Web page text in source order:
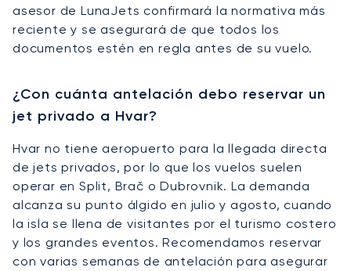
asesor de LunaJets confirmará la normativa más
reciente y se asegurará de que todos los
documentos estén en regla antes de su vuelo.
¿Con cuánta antelación debo reservar un
jet privado a Hvar?
Hvar no tiene aeropuerto para la llegada directa
de jets privados, por lo que los vuelos suelen
operar en Split, Brač o Dubrovnik. La demanda
alcanza su punto álgido en julio y agosto, cuando
la isla se llena de visitantes por el turismo costero
y los grandes eventos. Recomendamos reservar
con varias semanas de antelación para asegurar